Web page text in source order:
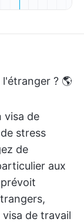
? 🌎
visa de
stress
de
aux
de travail